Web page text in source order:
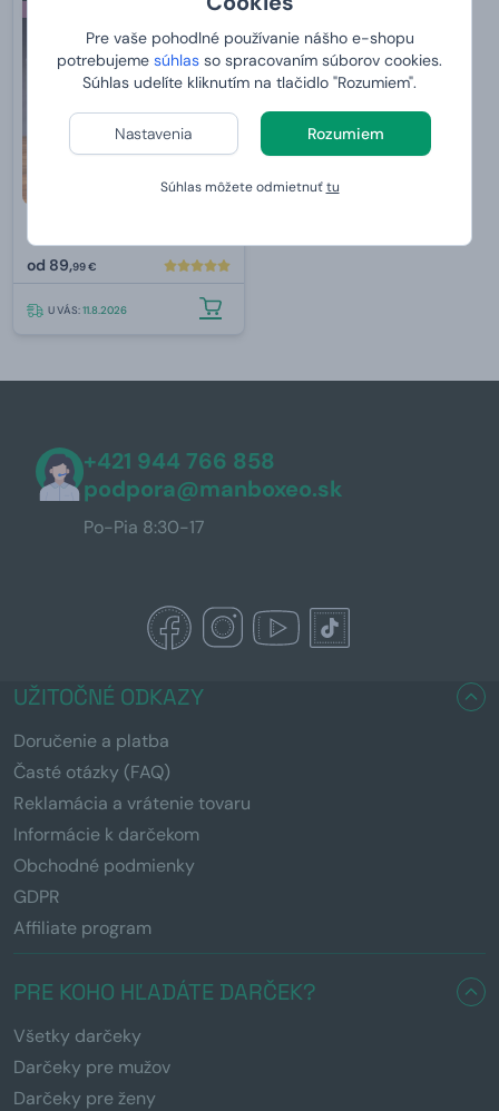
Pre vaše pohodlné používanie nášho e-shopu
potrebujeme súhlas so spracovaním súborov cookies.
Súhlas udelíte kliknutím na tlačidlo "Rozumiem".
Nastavenia Rozumiem
Súhlas môžete odmietnuťtu
od 89,99 €
U VÁS:11.8.2026
+421 944 766 858
podpora@manboxeo.sk
Po-Pia 8:30-17
UŽITOČNÉ ODKAZY
Doručenie a platba
Časté otázky (FAQ)
Reklamácia a vrátenie tovaru
Informácie k darčekom
Obchodné podmienky
GDPR
Affiliate program
PRE KOHO HĽADÁTE DARČEK?
Všetky darčeky
Darčeky pre mužov
Darčeky pre ženy